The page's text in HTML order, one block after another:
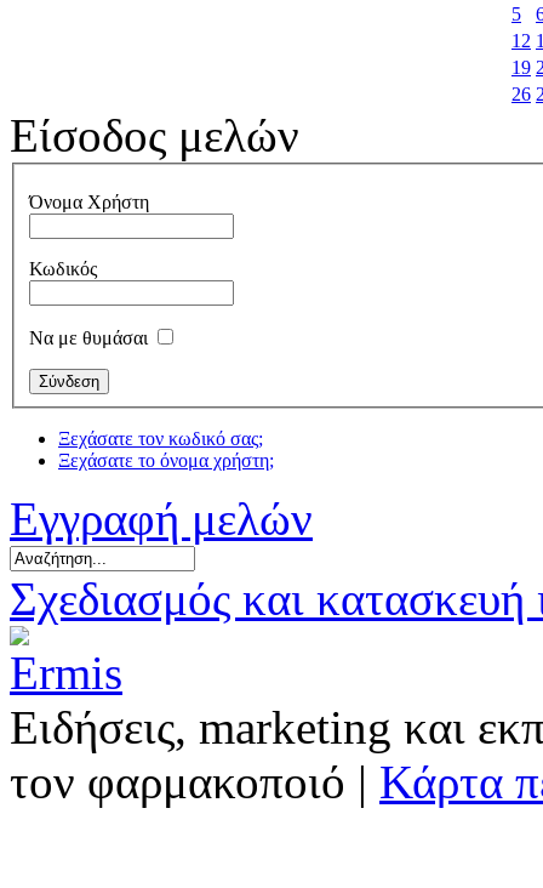
5
12
19
26
Είσοδος μελών
Όνομα Χρήστη
Κωδικός
Να με θυμάσαι
Ξεχάσατε τον κωδικό σας;
Ξεχάσατε το όνομα χρήστη;
Εγγραφή μελών
Σχεδιασμός και
Ειδήσεις, marketing και
τον φαρμακοποιό | Κάρτα